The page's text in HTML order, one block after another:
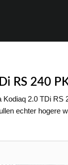
RS 240
2.0 TDi
echter hogere